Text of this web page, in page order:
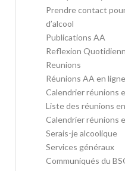
Prendre contact
d’alcool
Publications AA
Reflexion
Reunions
Réunions AA en ligne
Calendrier réunions
Liste des réunions
Calendrier réunions
Serais-je alcoolique
Services généraux
Communiqués du